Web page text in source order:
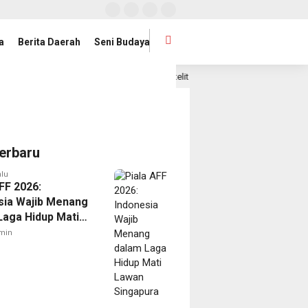
Berita Daerah Seni Budaya
Satelit Lampung-1 Resmi Diluncurkan,
2026:
Wajib Menang
Hidup Mati